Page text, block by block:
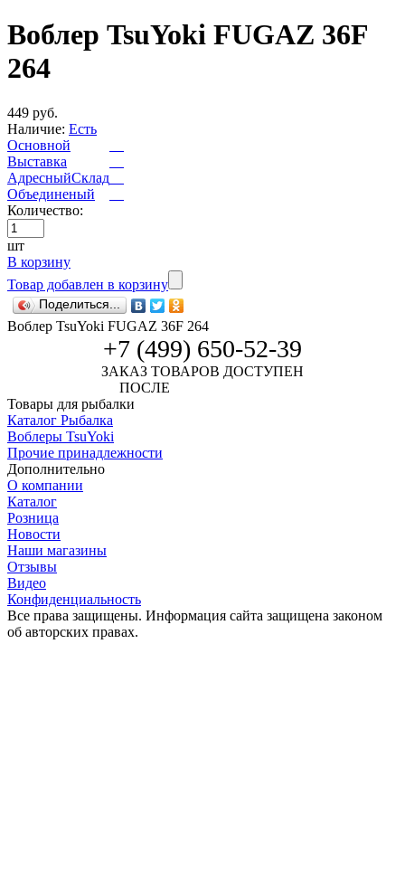
Воблер TsuYoki FUGAZ 36F
264
449 руб.
Наличие: Есть
Основной
Выставка
АдресныйСклад
Объединеный
Количество:
шт
В корзину
Товар добавлен в корзину
Поделиться...
Воблер TsuYoki FUGAZ 36F 264
+7 (499) 650-52-39
ЗАКАЗ ТОВАРОВ ДОСТУПЕН
ПОСЛЕ
Товары для рыбалки
Каталог Рыбалка
Воблеры TsuYoki
Прочие принадлежности
Дополнительно
О компании
Каталог
Розница
Новости
Наши магазины
Отзывы
Видео
Конфиденциальность
Все права защищены. Информация сайта защищена законом
об авторских правах.